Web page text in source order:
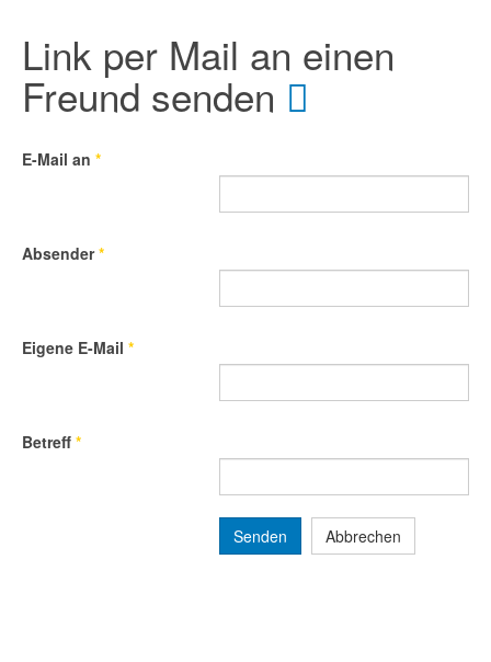
Link per Mail an einen
Freund senden
E-Mail an *
Absender*
Eigene E-Mail *
Betreff *
Senden Abbrechen